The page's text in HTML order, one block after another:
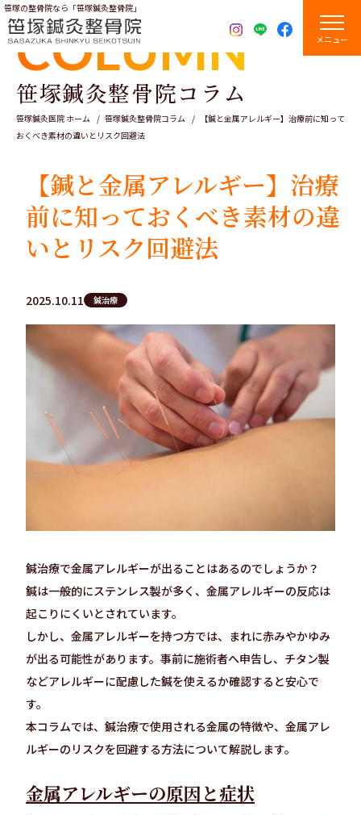
笹塚の整骨院なら「笹塚鍼灸整骨院」
メニュー
COLUMN
笹塚鍼灸整骨院コラム
笹塚鍼灸医院 ホーム 笹塚鍼灸整骨院コラム
【鍼と金属アレルギー】治療前に知って
おくべき素材の違いとリスク回避法
【鍼と金属アレルギー】治療
前に知っておくべき素材の違
いとリスク回避法
2025.10.11 鍼治療
鍼治療で金属アレルギーが出ることはあるのでしょうか？
鍼は一般的にステンレス製が多く、金属アレルギーの反応は
起こりにくいとされています。
しかし、金属アレルギーを持つ方では、まれに赤みやかゆみ
が出る可能性があります。事前に施術者へ申告し、チタン製
などアレルギーに配慮した鍼を使えるか確認すると安心で
す。
本コラムでは、鍼治療で使用される金属の特徴や、金属アレ
ルギーのリスクを回避する方法について解説します。
金属アレルギーの原因と症状